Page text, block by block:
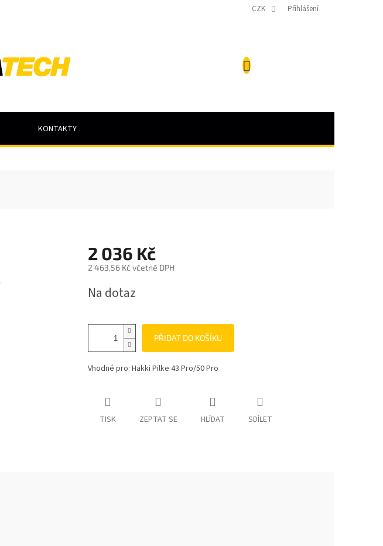
CZK Přihlášení
KONTAKTY
2 036 Kč
2 463,56 Kč včetně DPH
cena:
Na dotaz
PŘIDAT DO KOŠÍKU
Vhodné pro: Hakki Pilke 43 Pro/50 Pro
TISK ZEPTAT SE HLÍDAT SDÍLET